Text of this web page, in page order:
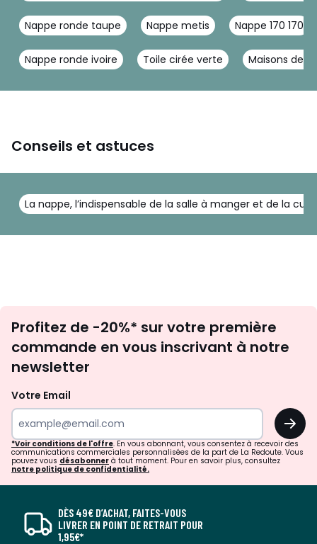
Nappe ronde taupe Nappe metis Nappe 170 170
Nappe ronde ivoire Toile cirée verte Maisons de
Conseils et astuces
La nappe, l’indispensable de la salle à manger et de la
newsletter
Profitez de -20%* sur votre première
commande en vous inscrivant à notre
newsletter
Votre Email
OK
*Voir conditions de l'offre. En vous abonnant, vous consentez à recevoir des
communications commerciales personnalisées de la part de La Redoute. Vous
pouvez vous désabonner à tout moment. Pour en savoir plus, consultez
notre politique de confidentialité.
DÈS 49€ D’ACHAT, FAITES-VOUS
LIVRER EN POINT DE RETRAIT POUR
1,95€*